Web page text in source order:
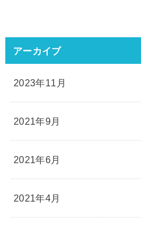
アーカイブ
2023年11月
2021年9月
2021年6月
2021年4月